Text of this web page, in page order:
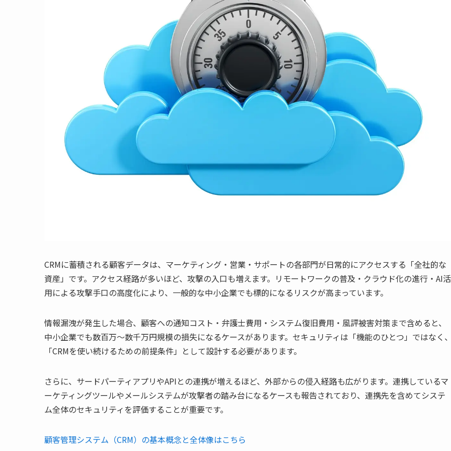
CRMに蓄積される顧客データは、マーケティング・営業・サポートの各部門が日常的にアクセスする「全社的な
資産」です。アクセス経路が多いほど、攻撃の入口も増えます。リモートワークの普及・クラウド化の進行・AI活
用による攻撃手口の高度化により、一般的な中小企業でも標的になるリスクが高まっています。
情報漏洩が発生した場合、顧客への通知コスト・弁護士費用・システム復旧費用・風評被害対策まで含めると、
中小企業でも数百万〜数千万円規模の損失になるケースがあります。セキュリティは「機能のひとつ」ではなく
「CRMを使い続けるための前提条件」として設計する必要があります。
さらに、サードパーティアプリやAPIとの連携が増えるほど、外部からの侵入経路も広がります。連携しているマ
ーケティングツールやメールシステムが攻撃者の踏み台になるケースも報告されており、連携先を含めてシステ
ム全体のセキュリティを評価することが重要です。
顧客管理システム（CRM）の基本概念と全体像はこちら